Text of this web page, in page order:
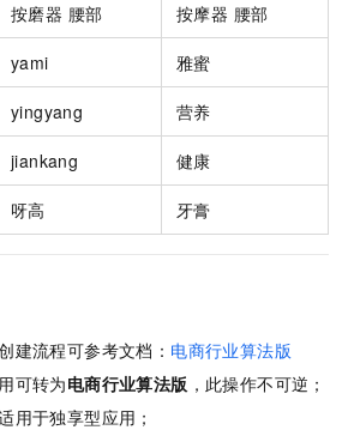
按磨器 腰部 按摩器 腰部
yami 雅蜜
yingyang 营养
jiankang 健康
呀高 牙膏
建流程可参考文档： 电商行业算法版
可转为电商行业算法版 ，此操作不可逆；
用于独享型应用；